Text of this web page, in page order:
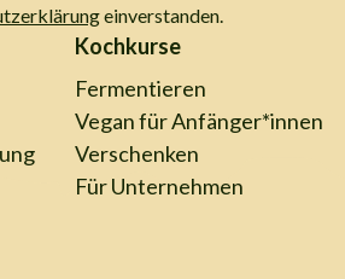
einverstanden.
Kochkurse
Fermentieren
Vegan für Anfänger*innen
Verschenken
Für Unternehmen